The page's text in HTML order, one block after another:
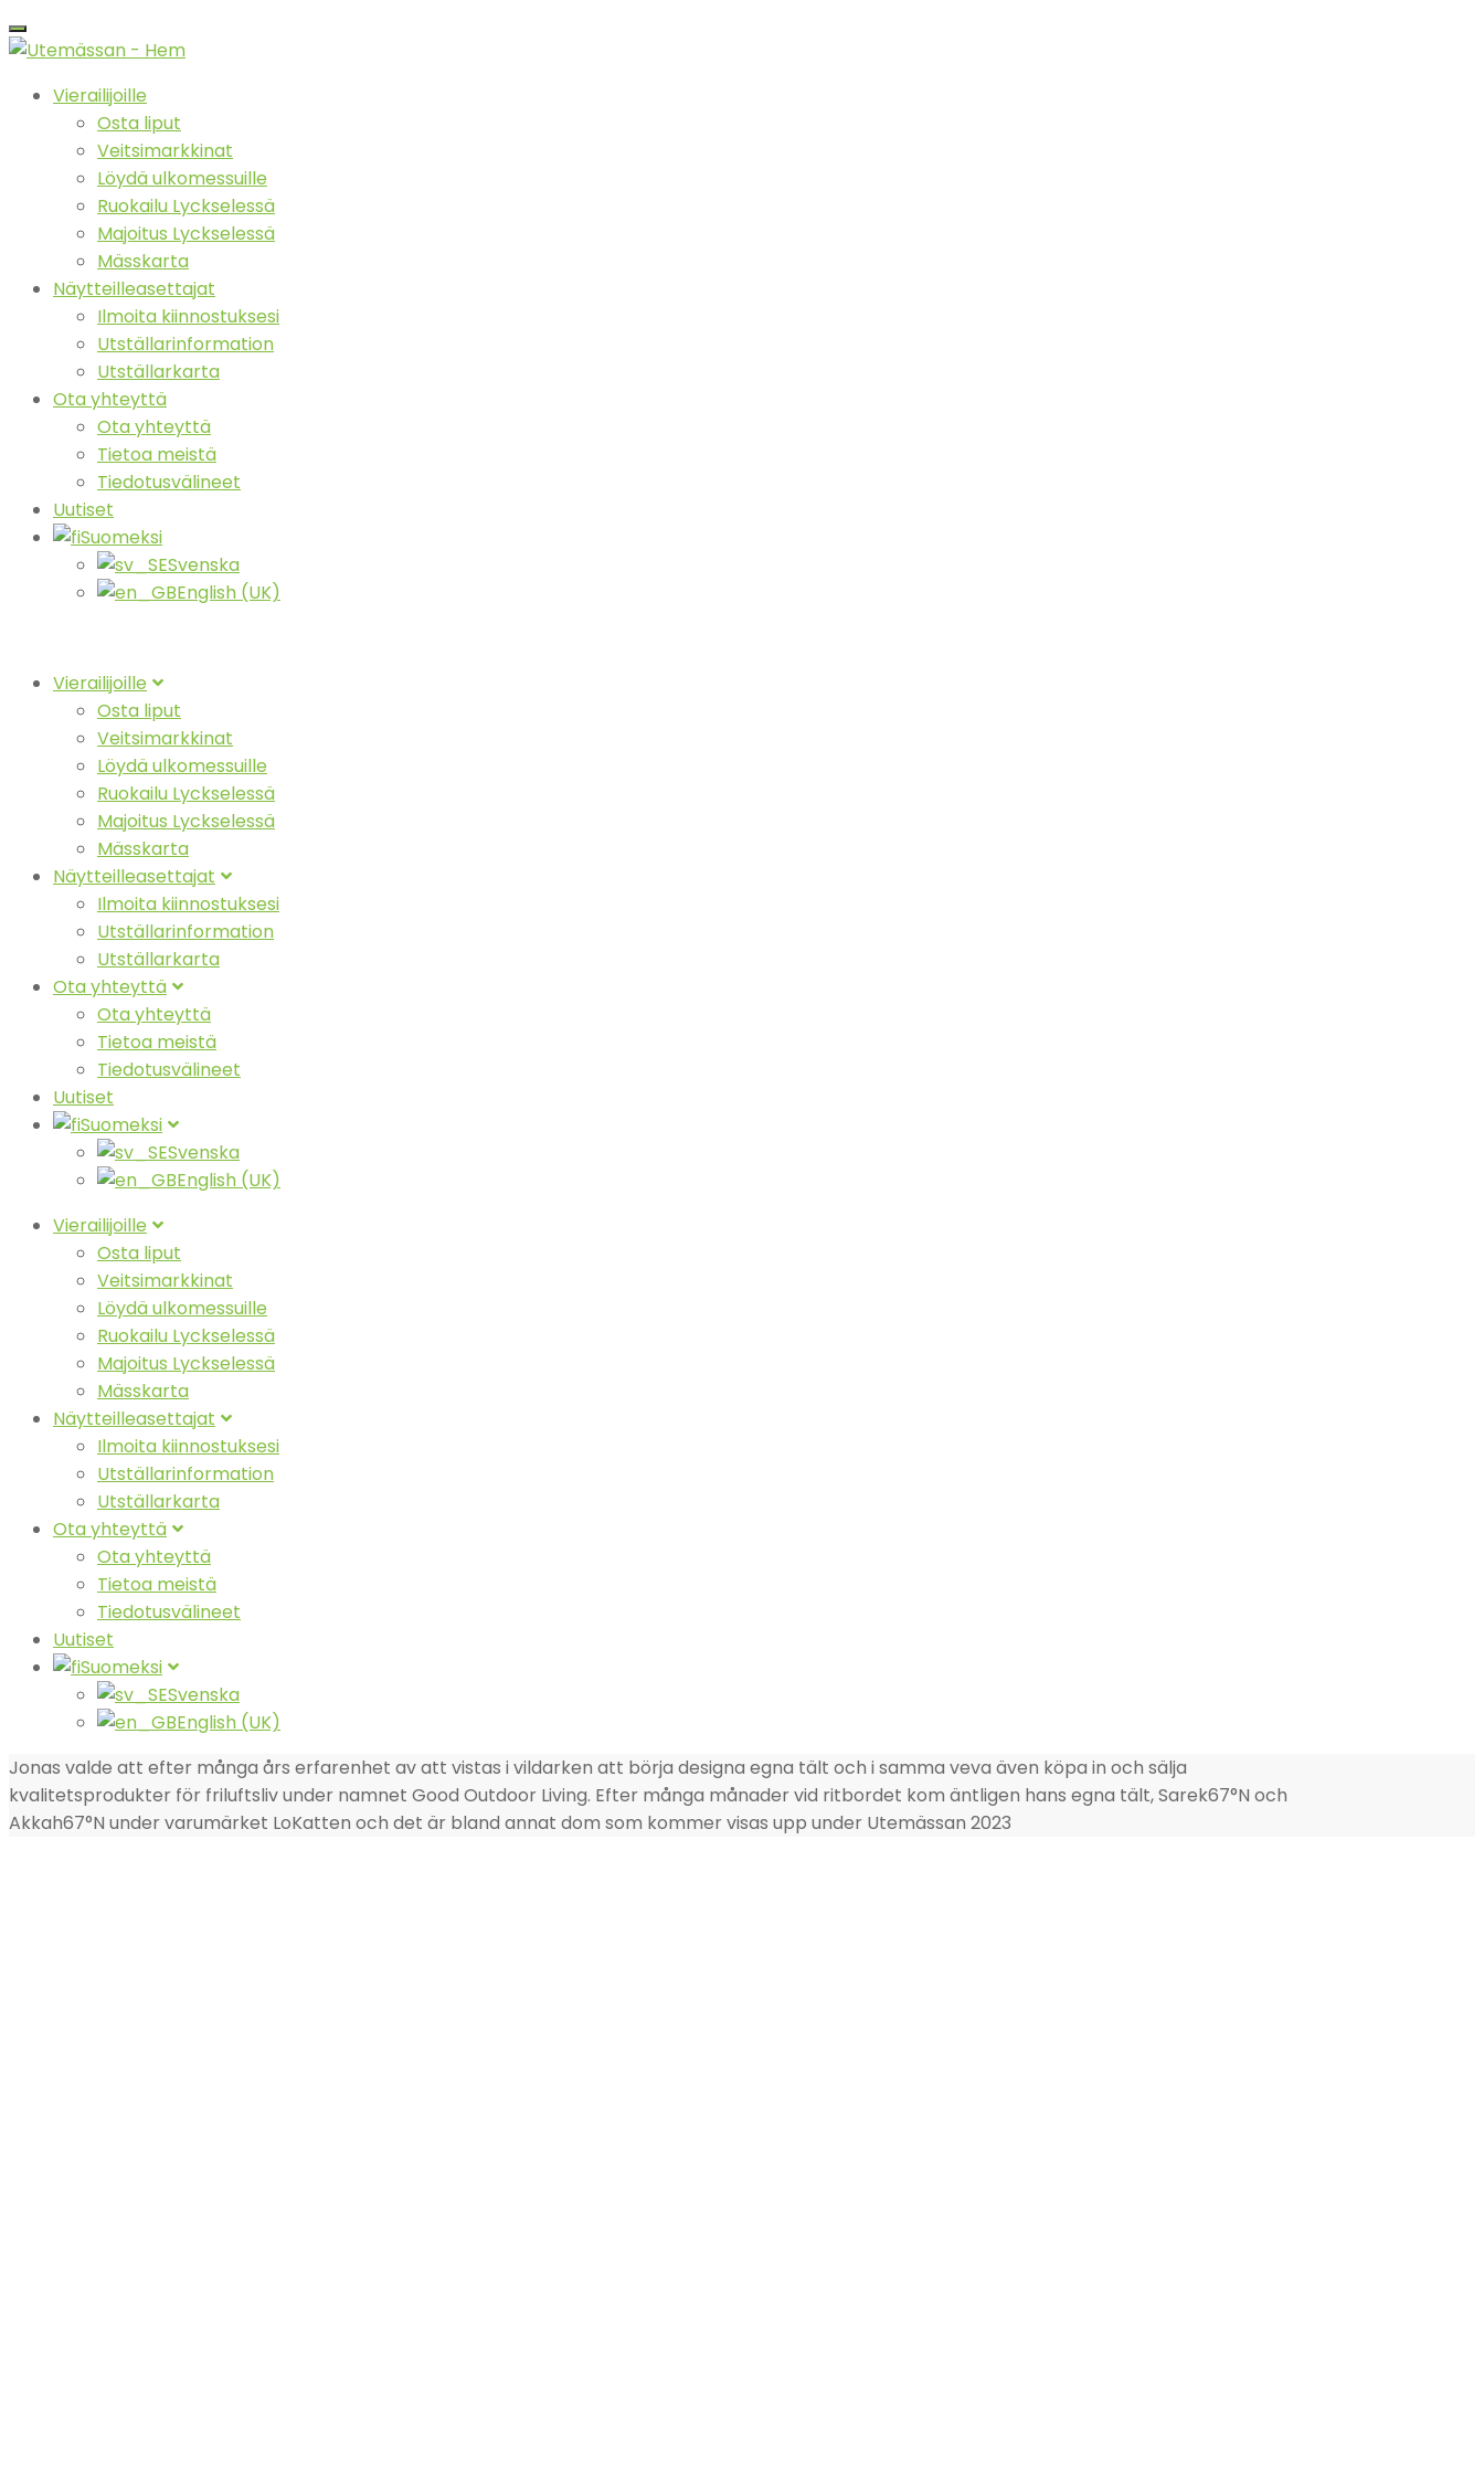
Vierailijoille
Osta liput
Veitsimarkkinat
Löydä ulkomessuille
Ruokailu Lyckselessä
Majoitus Lyckselessä
Mässkarta
Näytteilleasettajat
Ilmoita kiinnostuksesi
Utställarinformation
Utställarkarta
Ota yhteyttä
Ota yhteyttä
Tietoa meistä
Tiedotusvälineet
Uutiset
Suomeksi
Svenska
English (UK)
Vierailijoille
Osta liput
Veitsimarkkinat
Löydä ulkomessuille
Ruokailu Lyckselessä
Majoitus Lyckselessä
Mässkarta
Näytteilleasettajat
Ilmoita kiinnostuksesi
Utställarinformation
Utställarkarta
Ota yhteyttä
Ota yhteyttä
Tietoa meistä
Tiedotusvälineet
Uutiset
Suomeksi
Svenska
English (UK)
Vierailijoille
Osta liput
Veitsimarkkinat
Löydä ulkomessuille
Ruokailu Lyckselessä
Majoitus Lyckselessä
Mässkarta
Näytteilleasettajat
Ilmoita kiinnostuksesi
Utställarinformation
Utställarkarta
Ota yhteyttä
Ota yhteyttä
Tietoa meistä
Tiedotusvälineet
Uutiset
Suomeksi
Svenska
English (UK)
Jonas valde att efter många års erfarenhet av att vistas i vildarken att börja designa egna tält och i samma veva även köpa in och sälja
kvalitetsprodukter för friluftsliv under namnet Good Outdoor Living. Efter många månader vid ritbordet kom äntligen hans egna tält, Sarek67°N och
Akkah67°N under varumärket LoKatten och det är bland annat dom som kommer visas upp under Utemässan 2023